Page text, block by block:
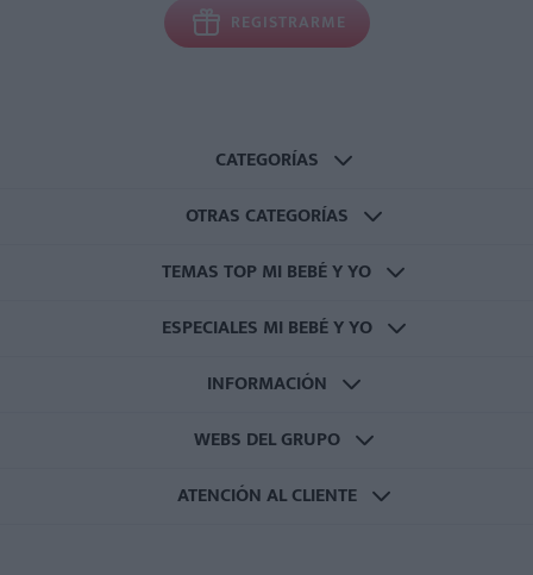
REGISTRARME
CATEGORÍAS
OTRAS CATEGORÍAS
TEMAS TOP MI BEBÉ Y YO
ESPECIALES MI BEBÉ Y YO
INFORMACIÓN
WEBS DEL GRUPO
ATENCIÓN AL CLIENTE